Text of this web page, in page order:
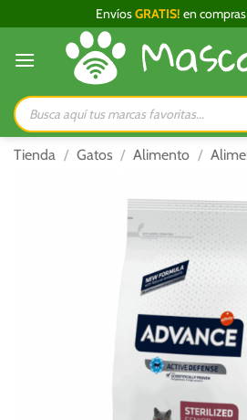
al
contenido
EnvíosGRATIS! en
Búsqueda
de
productos
Tienda / Gatos / Alimento /